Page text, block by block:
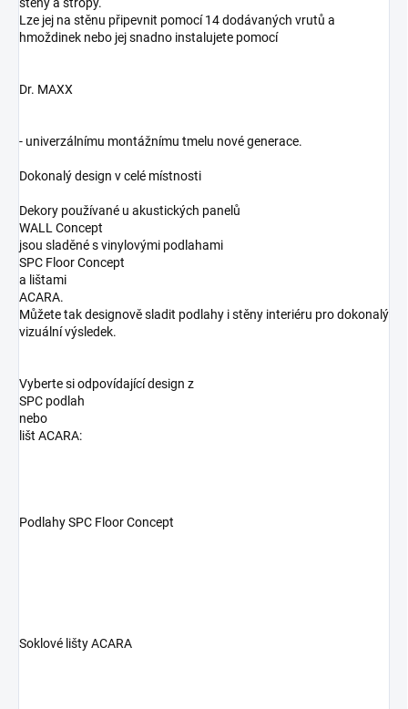
stěny a stropy.
Lze jej na stěnu připevnit pomocí 14 dodávaných vrutů a
hmoždinek nebo jej snadno instalujete pomocí
Dr. MAXX
- univerzálnímu montážnímu tmelu nové generace.
Dokonalý design v celé místnosti
Dekory používané u akustických panelů
WALL Concept
jsou sladěné s vinylovými podlahami
SPC Floor Concept
a lištami
ACARA.
Můžete tak designově sladit podlahy i stěny interiéru pro dokonalý
vizuální výsledek.
Vyberte si odpovídající design z
SPC podlah
nebo
lišt ACARA:
Podlahy SPC Floor Concept
Soklové lišty ACARA